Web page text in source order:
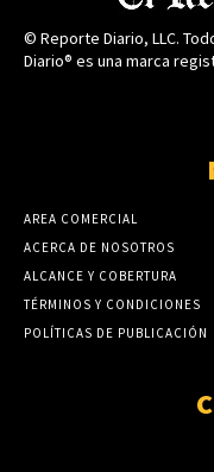
© Reporte Diario, LLC.
Diario® es una marca
AREA COMERCIAL
ACERCA DE NOSOTROS
ALCANCE Y COBERTURA
TÉRMINOS Y CONDICIONES
POLÍTICAS DE PUBLICACIÓN